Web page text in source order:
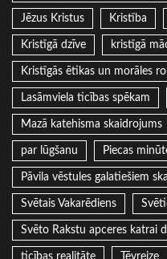
Jēzus Kristus Kristība
Kristīgā dzīve kristīgā
Kristīgās ētikas un morāles
Lasāmviela ticības spēkam
Mazā katehisma skaidrojums
par lūgšanu Piecas
Pāvila vēstules galatiešiem
Svētais Vakarēdiens
Svēto Rakstu apceres katrai
ticības realitāte Tēvreize